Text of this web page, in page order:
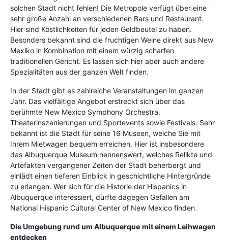
solchen Stadt nicht fehlen! Die Metropole verfügt über eine
sehr große Anzahl an verschiedenen Bars und Restaurant.
Hier sind Köstlichkeiten für jeden Geldbeutel zu haben.
Besonders bekannt sind die fruchtigen Weine direkt aus New
Mexiko in Kombination mit einem würzig scharfen
traditionellen Gericht. Es lassen sich hier aber auch andere
Spezialitäten aus der ganzen Welt finden.
In der Stadt gibt es zahlreiche Veranstaltungen im ganzen
Jahr. Das vielfältige Angebot erstreckt sich über das
berühmte New Mexico Symphony Orchestra,
Theaterinszenierungen und Sportevents sowie Festivals. Sehr
bekannt ist die Stadt für seine 16 Museen, welche Sie mit
Ihrem Mietwagen bequem erreichen. Hier ist insbesondere
das Albuquerque Museum nennenswert, welches Relikte und
Artefakten vergangener Zeiten der Stadt beherbergt und
einlädt einen tieferen Einblick in geschichtliche Hintergründe
zu erlangen. Wer sich für die Historie der Hispanics in
Albuquerque interessiert, dürfte dagegen Gefallen am
National Hispanic Cultural Center of New Mexico finden.
Die Umgebung rund um Albuquerque mit einem Leihwagen
entdecken